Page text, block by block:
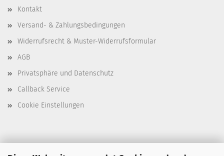
Kontakt
Versand- & Zahlungsbedingungen
Widerrufsrecht & Muster-Widerrufsformular
AGB
Privatsphäre und Datenschutz
Callback Service
Cookie Einstellungen